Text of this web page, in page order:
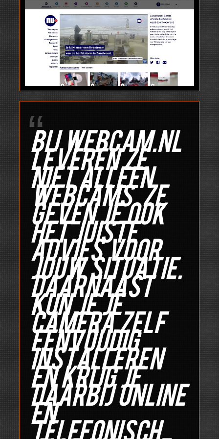
Bij webcam.nl
leveren ze
niet alleen
webcams. Ze
geven je ook
het juiste
advies voor
jouw situatie.
Daarnaast
kun je je
camera zelf
eenvoudig
installeren
en krijg je
daarbij online
en
telefonisch